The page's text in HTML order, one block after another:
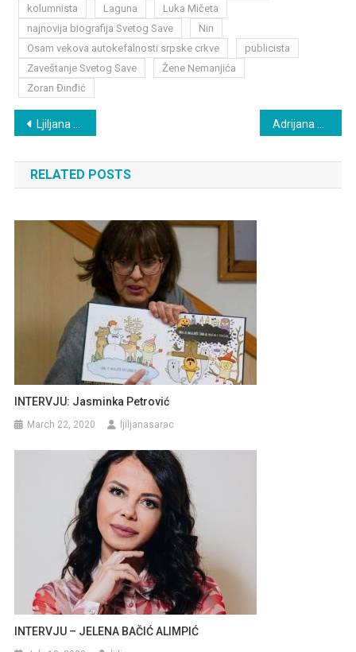
kolumnista
Laguna
Luka Mičeta
najnovija biografija Svetog Save
Nin
Osam vekova autokefalnosti srpske crkve
publicista
Zaveštanje Svetog Save
Žene Nemanjića
Zoran Đinđić
Post
navigation
Ljiljana Šarac u ,,Šarenici” na RTS-u Adrijana Marijanušić – slika rečima
RELATED POSTS
INTERVJU: Jasminka Petrović
March 22, 2020 ljiljanasarac
INTERVJU – JELENA BAČIĆ ALIMPIĆ